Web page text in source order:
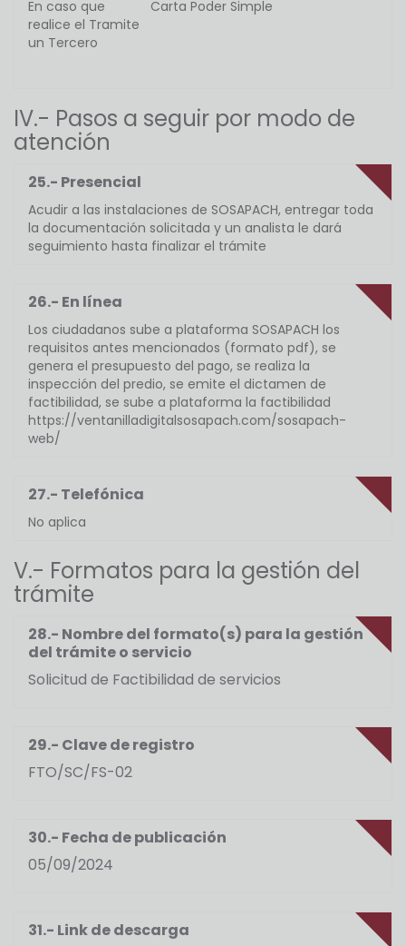
En caso que
realice el Tramite
un Tercero
Carta Poder Simple
IV.- Pasos a seguir por modo de
atención
25.- Presencial
Acudir a las instalaciones de SOSAPACH, entregar toda
la documentación solicitada y un analista le dará
seguimiento hasta finalizar el trámite
26.- En línea
Los ciudadanos sube a plataforma SOSAPACH los
requisitos antes mencionados (formato pdf), se
genera el presupuesto del pago, se realiza la
inspección del predio, se emite el dictamen de
factibilidad, se sube a plataforma la factibilidad
https://ventanilladigitalsosapach.com/sosapach-
web/
27.- Telefónica
No aplica
V.- Formatos para la gestión del
trámite
28.- Nombre del formato(s) para la gestión
del trámite o servicio
Solicitud de Factibilidad de servicios
29.- Clave de registro
FTO/SC/FS-02
30.- Fecha de publicación
05/09/2024
31.- Link de descarga